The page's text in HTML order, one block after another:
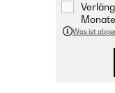
Was ist